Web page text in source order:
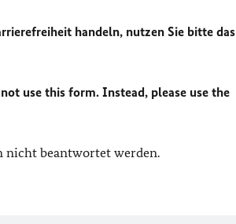
handeln, nutzen Sie bitte das
use this form. Instead, please use the
nicht beantwortet werden.